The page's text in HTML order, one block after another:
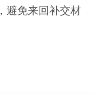
避免来回补交材